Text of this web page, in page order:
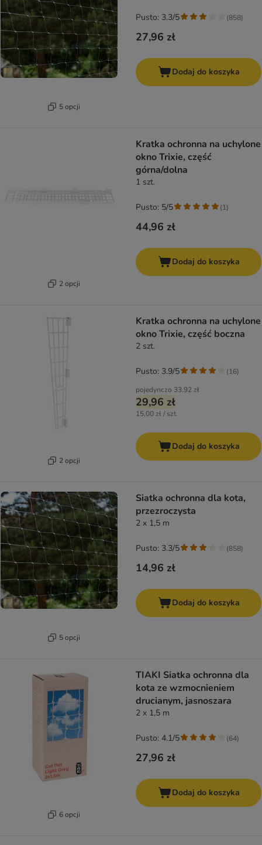
5 opcji
27,96 zł
Pusto: 3.3/5 (858)
Dodaj do koszyka
2 opcji
Kratka ochronna na uchylone
okno Trixie, część
górna/dolna
1 szt.
44,96 zł
Pusto: 5/5 (1)
Dodaj do koszyka
2 opcji
Kratka ochronna na uchylone
okno Trixie, część boczna
2 szt.
pojedynczo 33,92 zł
29,96 zł
15,00 zł / szt.
Pusto: 3.9/5 (16)
Dodaj do koszyka
5 opcji
Siatka ochronna dla kota,
przezroczysta
2 x 1,5 m
14,96 zł
Pusto: 3.3/5 (858)
Dodaj do koszyka
6 opcji
TIAKI Siatka ochronna dla
kota ze wzmocnieniem
drucianym, jasnoszara
2 x 1,5 m
27,96 zł
Pusto: 4.1/5 (64)
Dodaj do koszyka